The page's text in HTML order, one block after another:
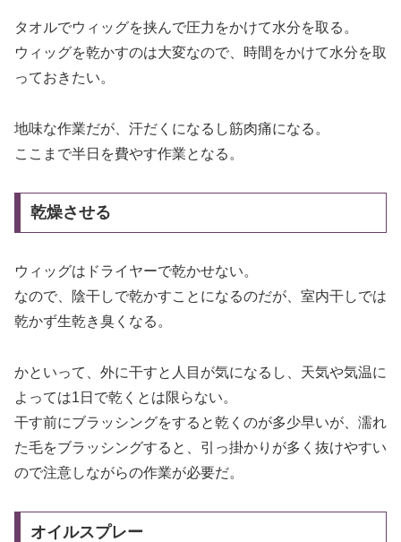
タオルでウィッグを挟んで圧力をかけて水分を取る。
ウィッグを乾かすのは大変なので、時間をかけて水分を取
っておきたい。
地味な作業だが、汗だくになるし筋肉痛になる。
ここまで半日を費やす作業となる。
乾燥させる
ウィッグはドライヤーで乾かせない。
なので、陰干しで乾かすことになるのだが、室内干しでは
乾かず生乾き臭くなる。
かといって、外に干すと人目が気になるし、天気や気温に
よっては1日で乾くとは限らない。
干す前にブラッシングをすると乾くのが多少早いが、濡れ
た毛をブラッシングすると、引っ掛かりが多く抜けやすい
ので注意しながらの作業が必要だ。
オイルスプレー